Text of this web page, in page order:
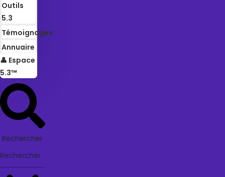
Outils
5.3
Témoignages
Annuaire
👤 Espace
5.3™
Rechercher